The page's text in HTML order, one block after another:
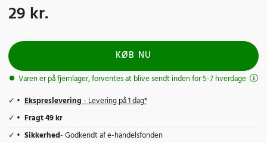
Pris: 29 kr.
29 kr.
KØB NU
Varen er på fjernlager, forventes at blive sendt inden for 5-7 hverdage
Ekspreslevering- Levering på 1 dag*
Fragt 49 kr
Sikkerhed- Godkendt af e-handelsfonden